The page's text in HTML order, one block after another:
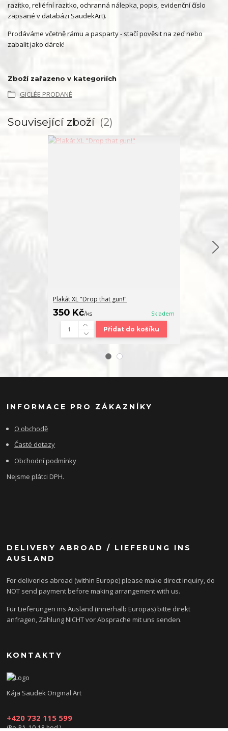
razítko, reliéfní razítko, ochranná nálepka, popis, evidenční číslo
zapsané v databázi SaudekArt).
Prodáváme včetně rámu a pasparty - stačí pověsit na zeď nebo
zabalit jako dárek!
Zboží zařazeno v kategoriích
GICLÉE PRODANÉ
Související zboží 2
Plakát XL "Drop that gun!"
350 Kč/ks Skladem
Přidat do košíku
INFORMACE PRO ZÁKAZNÍKY
O obchodě
Časté dotazy
Obchodní podmínky
Nejsme plátci DPH.
DELIVERY ABROAD / LIEFERUNG INS
AUSLAND
For deliveries abroad (within Europe) please make direct inquiry, do
NOT send payment before making arrangement with us.
Für Lieferungen ins Ausland (innerhalb Europas) bitte direkt
anfragen, Zahlung NICHT vor Absprache mit uns senden.
KONTAKTY
Kája Saudek Original Art
+420 732 115 599
(Po-Pá, 10-18 hod.)